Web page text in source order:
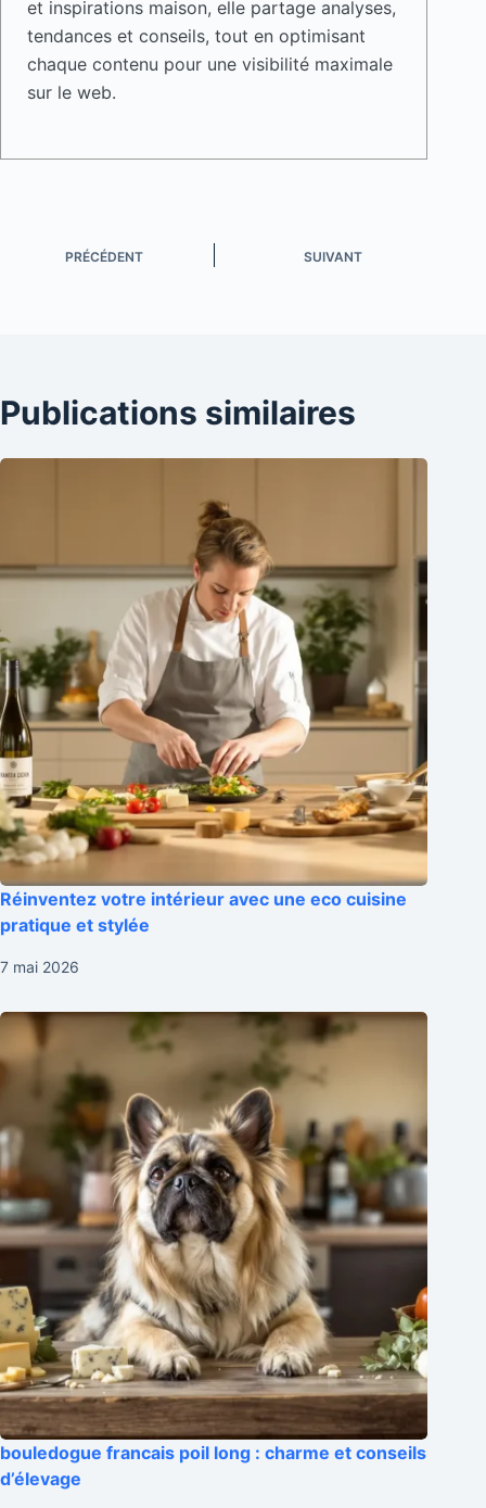
et inspirations maison, elle partage analyses,
tendances et conseils, tout en optimisant
chaque contenu pour une visibilité maximale
sur le web.
PRÉCÉDENT SUIVANT
Publications similaires
Réinventez votre intérieur avec une eco cuisine
pratique et stylée
7 mai 2026
bouledogue francais poil long : charme et conseils
d’élevage